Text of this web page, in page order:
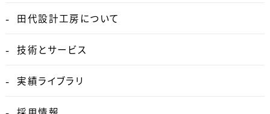
田代設計工房について
技術とサービス
実績ライブラリ